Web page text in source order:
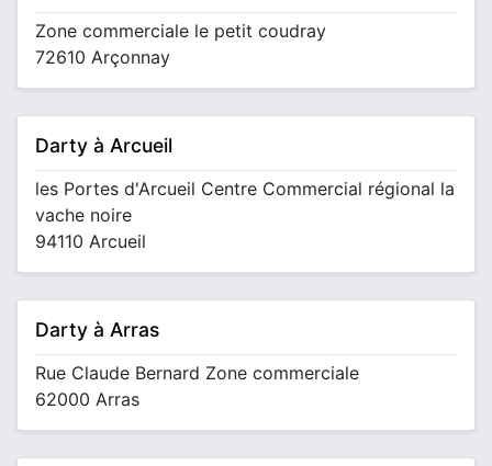
Zone commerciale le petit coudray
72610 Arçonnay
Darty à Arcueil
les Portes d'Arcueil Centre Commercial régional la
vache noire
94110 Arcueil
Darty à Arras
Rue Claude Bernard Zone commerciale
62000 Arras